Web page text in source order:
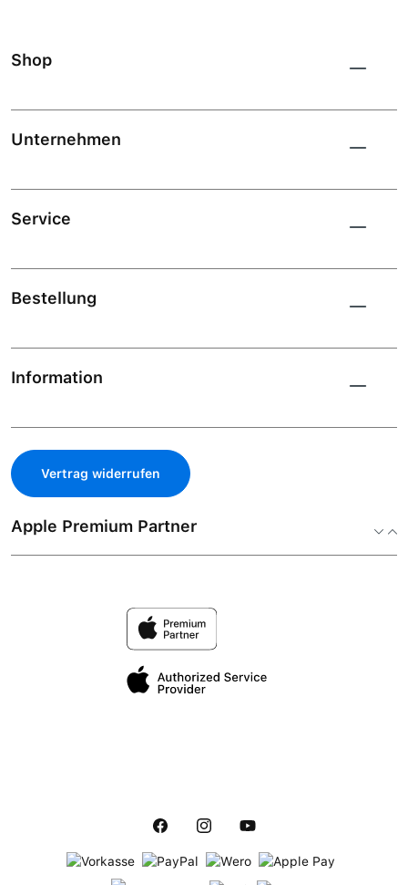
Shop
Unternehmen
Service
Bestellung
Information
Vertrag widerrufen
Apple Premium Partner